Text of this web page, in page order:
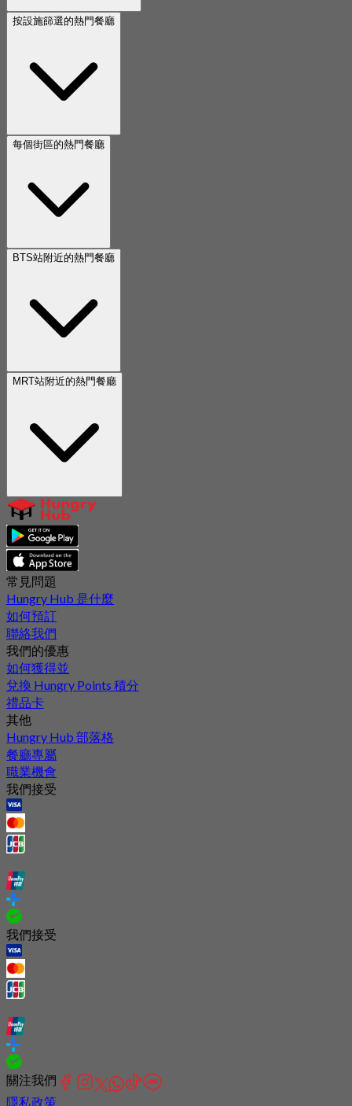
按設施篩選的熱門餐廳
每個街區的熱門餐廳
BTS站附近的熱門餐廳
MRT站附近的熱門餐廳
常見問題
Hungry Hub 是什麼
如何預訂
聯絡我們
我們的優惠
如何獲得並
兌換 Hungry Points 積分
禮品卡
其他
Hungry Hub 部落格
餐廳專屬
職業機會
我們接受
我們接受
關注我們
隱私政策